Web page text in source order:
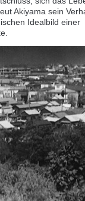
Akiyama sein
Idealbild einer